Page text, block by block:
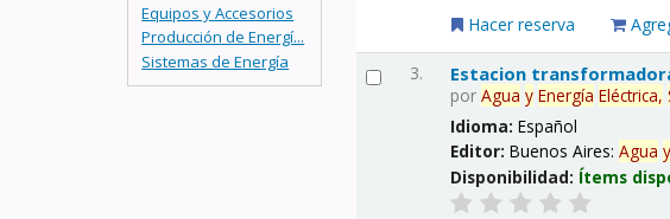
Equipos y Accesorios
Producción de Energí...
Sistemas de Energía
Hacer reserva
3. Estacion
porAgua y Energía Eléctrica,
Idioma:Español
Editor:Buenos Aires:Agua y
Disponibilidad: Ítems